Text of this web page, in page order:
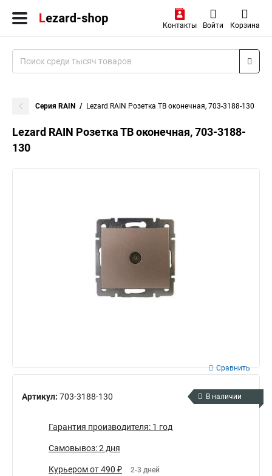
Контакты Войти Корзина
Серия RAIN Lezard RAIN Розетка ТВ оконечная, 703-3188-130
Lezard RAIN Розетка ТВ оконечная, 703-3188-
130
Артикул: 703-3188-130
Сравнить
В наличии
Гарантия производителя: 1 год
Самовывоз: 2 дня
Курьером от 490 ₽ 2-3 дней